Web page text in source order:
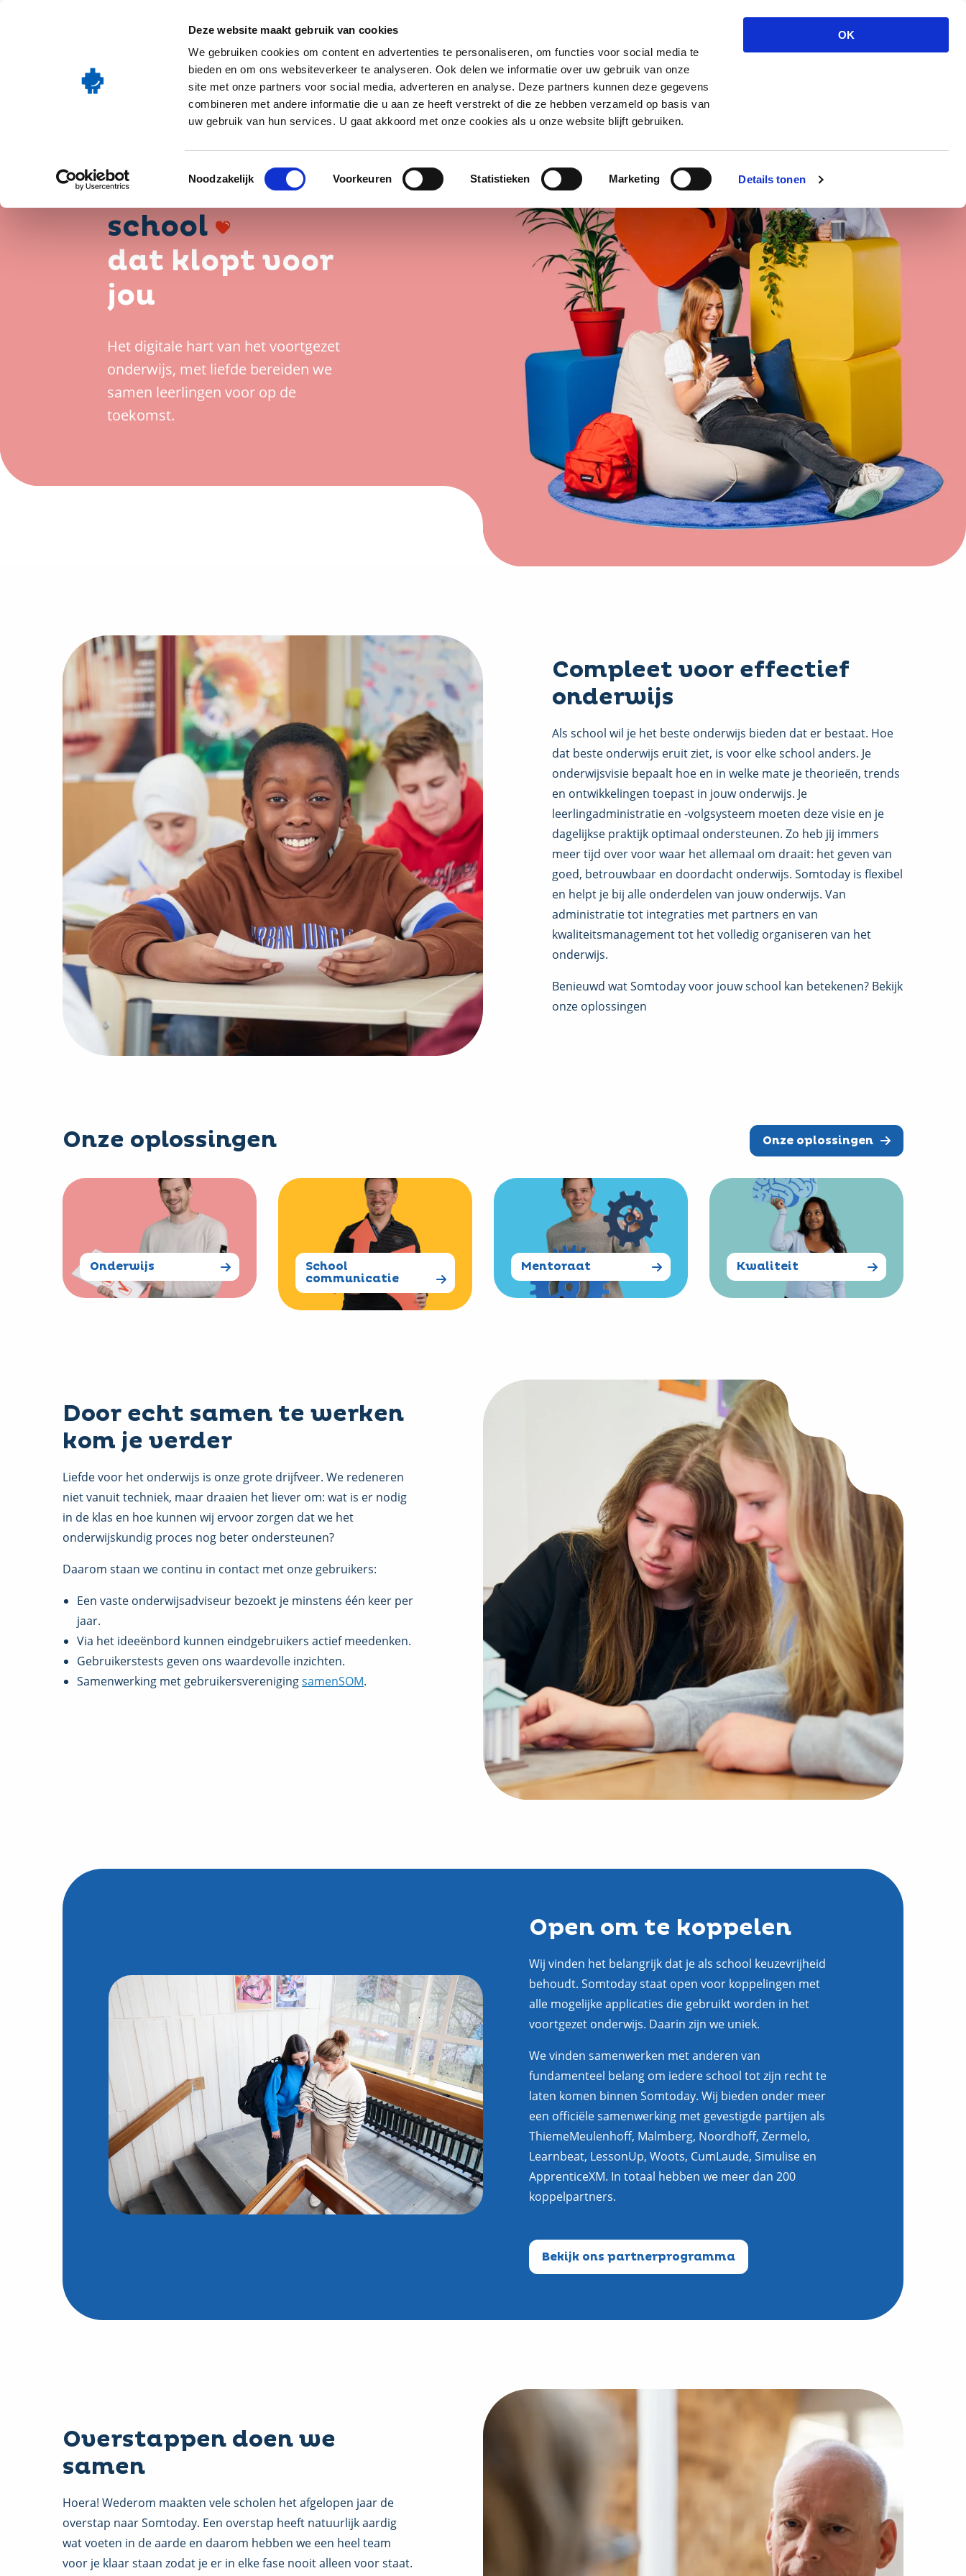
Deze website maakt gebruik van cookies
We gebruiken cookies om content en advertenties te personaliseren, om functies voor social media te
bieden en om ons websiteverkeer te analyseren. Ook delen we informatie over uw gebruik van onze
site met onze partners voor social media, adverteren en analyse. Deze partners kunnen deze gegevens
combineren met andere informatie die u aan ze heeft verstrekt of die ze hebben verzameld op basis van
uw gebruik van hun services. U gaat akkoord met onze cookies als u onze website blijft gebruiken.
Toestemmingsselectie
Noodzakelijk Voorkeuren Statistieken Marketing Details tonen
OK
Over ons Inloggen
Het digitale
hart van je
school
dat klopt voor
jou
Het digitale hart van het voortgezet
onderwijs, met liefde bereiden we
samen leerlingen voor op de
toekomst.
Compleet voor effectief
onderwijs
Als school wil je het beste onderwijs bieden dat er bestaat. Hoe
dat beste onderwijs eruit ziet, is voor elke school anders. Je
onderwijsvisie bepaalt hoe en in welke mate je theorieën, trends
en ontwikkelingen toepast in jouw onderwijs. Je
leerlingadministratie en -volgsysteem moeten deze visie en je
dagelijkse praktijk optimaal ondersteunen. Zo heb jij immers
meer tijd over voor waar het allemaal om draait: het geven van
goed, betrouwbaar en doordacht onderwijs. Somtoday is flexibel
en helpt je bij alle onderdelen van jouw onderwijs. Van
administratie tot integraties met partners en van
kwaliteitsmanagement tot het volledig organiseren van het
onderwijs.
Benieuwd wat Somtoday voor jouw school kan betekenen? Bekijk
onze oplossingen
Onze oplossingen Onze oplossingen
Onderwijs
Read
more
School
communicatie
Read
more
communicatie
Mentoraat
Read
more
Mentoraat
Kwaliteit
Read
more
Door echt samen te werken
kom je verder
Liefde voor het onderwijs is onze grote drijfveer. We redeneren
niet vanuit techniek, maar draaien het liever om: wat is er nodig
in de klas en hoe kunnen wij ervoor zorgen dat we het
onderwijskundig proces nog beter ondersteunen?
Daarom staan we continu in contact met onze gebruikers:
Een vaste onderwijsadviseur bezoekt je minstens één keer per
jaar.
Via het ideeënbord kunnen eindgebruikers actief meedenken.
Gebruikerstests geven ons waardevolle inzichten.
Samenwerking met gebruikersverenigingsamenSOM.
Open om te koppelen
Wij vinden het belangrijk dat je als school keuzevrijheid
behoudt. Somtoday staat open voor koppelingen met
alle mogelijke applicaties die gebruikt worden in het
voortgezet onderwijs. Daarin zijn we uniek.
We vinden samenwerken met anderen van
fundamenteel belang om iedere school tot zijn recht te
laten komen binnen Somtoday. Wij bieden onder meer
een officiële samenwerking met gevestigde partijen als
ThiemeMeulenhoff, Malmberg, Noordhoff, Zermelo,
Learnbeat, LessonUp, Woots, CumLaude, Simulise en
ApprenticeXM. In totaal hebben we meer dan 200
koppelpartners.
Bekijk ons partnerprogramma
Overstappen doen we
samen
Hoera! Wederom maakten vele scholen het afgelopen jaar de
overstap naar Somtoday. Een overstap heeft natuurlijk aardig
wat voeten in de aarde en daarom hebben we een heel team
voor je klaar staan zodat je er in elke fase nooit alleen voor staat.